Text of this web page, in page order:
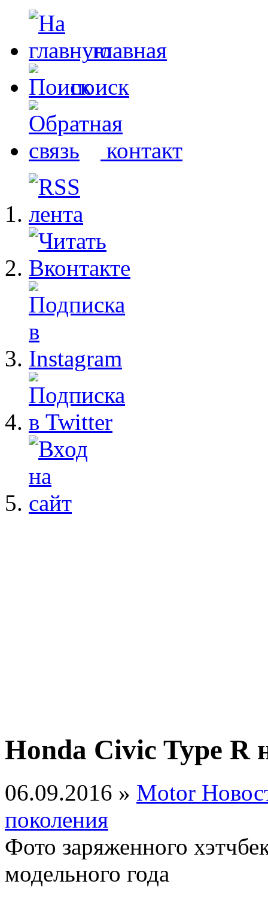
главная
поиск
контакт
Honda Civic Type R
06.09.2016 » Motor
поколения
Фото заряженного
модельного года